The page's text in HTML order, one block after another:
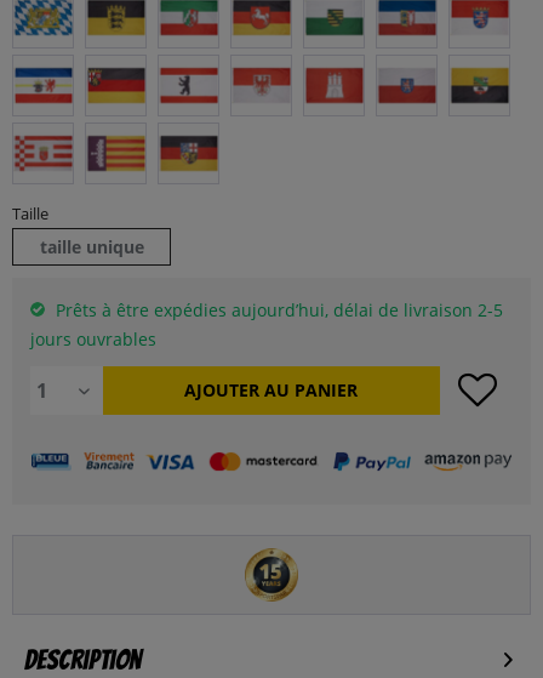
Taille
taille unique
Prêts à être expédies aujourd’hui, délai de livraison 2-5
jours ouvrables
AJOUTER AU PANIER
Description